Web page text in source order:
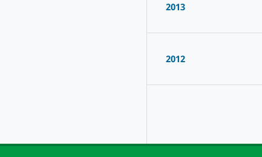
2013
2012